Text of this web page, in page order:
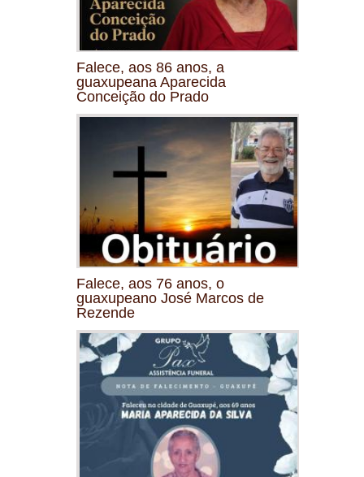
Falece, aos 86 anos, a
guaxupeana Aparecida
Conceição do Prado
Falece, aos 76 anos, o
guaxupeano José Marcos de
Rezende